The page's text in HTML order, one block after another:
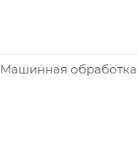
Машинная обработка